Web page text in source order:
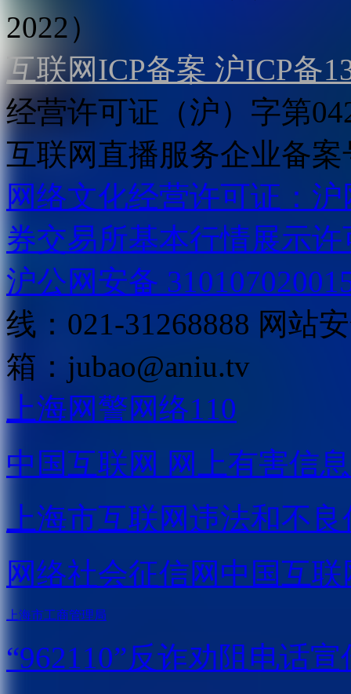
2022）
互联网ICP备案 沪ICP备
经营许可证（沪）字第
互联网直播服务企业备案
网络文化经营许可证：
券交易所基本行情展示许
沪公网安备
线：021-31268888 网站
箱： jubao@aniu.tv
上海网警网络110
中国互联网 网上有害信
上海市互联网违法和不
网络社会征信网 中国互
上海市工商管理局
“962110”反诈劝阻电话宣